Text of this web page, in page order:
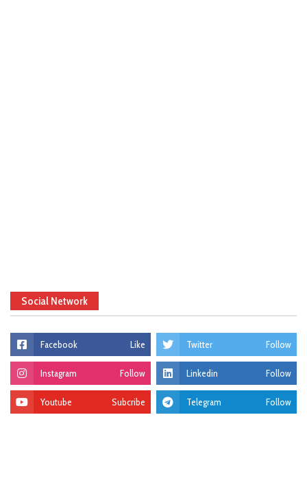
Social Network
Facebook Like Twitter Follow
Instagram Follow Linkedin Follow
Youtube Subcribe Telegram Follow